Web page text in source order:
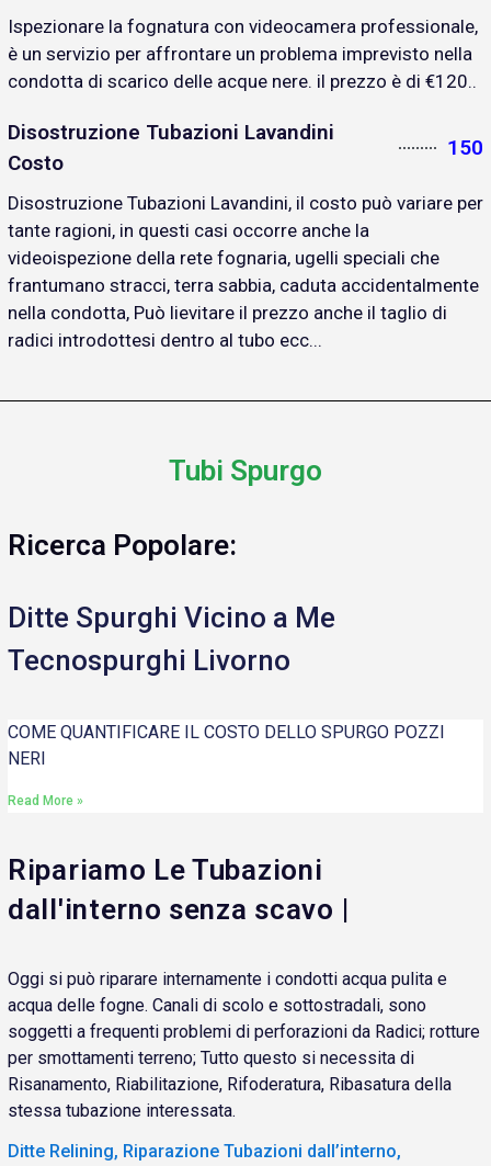
Ispezionare la fognatura con videocamera professionale,
è un servizio per affrontare un problema imprevisto nella
condotta di scarico delle acque nere. il prezzo è di €120..
Disostruzione Tubazioni Lavandini
Costo
150
Disostruzione Tubazioni Lavandini, il costo può variare per
tante ragioni, in questi casi occorre anche la
videoispezione della rete fognaria, ugelli speciali che
frantumano stracci, terra sabbia, caduta accidentalmente
nella condotta, Può lievitare il prezzo anche il taglio di
radici introdottesi dentro al tubo ecc...
Tubi Spurgo
Ricerca Popolare:
Ditte Spurghi Vicino a Me
Tecnospurghi Livorno
COME QUANTIFICARE IL COSTO DELLO SPURGO POZZI
NERI
Read More »
Ripariamo Le Tubazioni
dall'interno senza scavo |
Oggi si può riparare internamente i condotti acqua pulita e
acqua delle fogne. Canali di scolo e sottostradali, sono
soggetti a frequenti problemi di perforazioni da Radici; rotture
per smottamenti terreno; Tutto questo si necessita di
Risanamento, Riabilitazione, Rifoderatura, Ribasatura della
stessa tubazione interessata.
Ditte Relining, Riparazione Tubazioni dall’interno,